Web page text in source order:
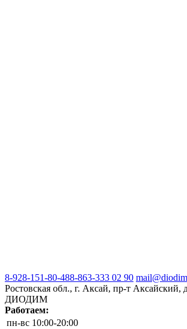
8-928-151-80-488-863-333 02 90
Ростовская обл., г. Аксай, пр-т Аксайский,
ДИОДИМ
Работаем:
пн-вс 10:00-20:00